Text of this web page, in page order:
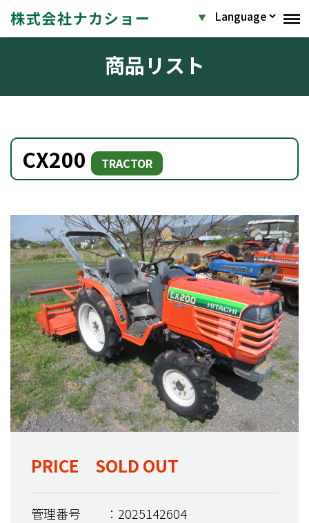
商品リスト
CX200 TRACTOR
PRICE SOLD OUT
管理番号
：2025142604